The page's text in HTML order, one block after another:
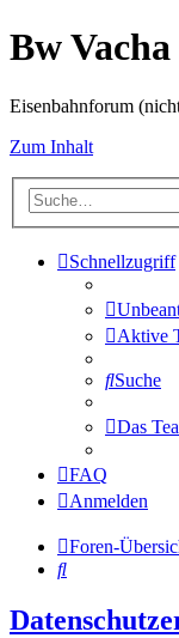
Bw
Eisenbahnforum
Zum Inhalt
Schnellzugriff
Aktive
Suche
Das
FAQ
Anmelden
Foren-
Suche